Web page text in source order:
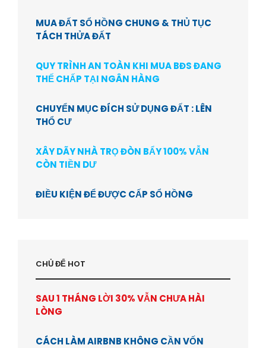
MUA ĐẤT SỔ HỒNG CHUNG & THỦ TỤC
TÁCH THỬA ĐẤT
QUY TRÌNH AN TOÀN KHI MUA BĐS ĐANG
THẾ CHẤP TẠI NGÂN HÀNG
CHUYỂN MỤC ĐÍCH SỬ DỤNG ĐẤT : LÊN
THỔ CƯ
XÂY DÃY NHÀ TRỌ ĐÒN BẨY 100% VẪN
CÒN TIỀN DƯ
ĐIỀU KIỆN ĐỂ ĐƯỢC CẤP SỔ HỒNG
CHỦ ĐỂ HOT
SAU 1 THÁNG LỜI 30% VẪN CHƯA HÀI
LÒNG
CÁCH LÀM AIRBNB KHÔNG CẦN VỐN